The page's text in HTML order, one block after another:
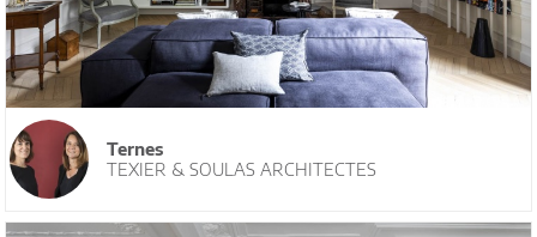
Ternes
TEXIER & SOULAS ARCHITECTES